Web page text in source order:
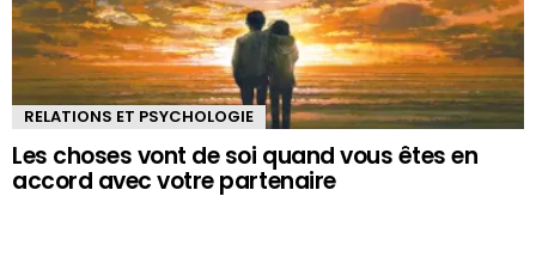
RELATIONS ET PSYCHOLOGIE
Les choses vont de soi quand vous êtes en
accord avec votre partenaire